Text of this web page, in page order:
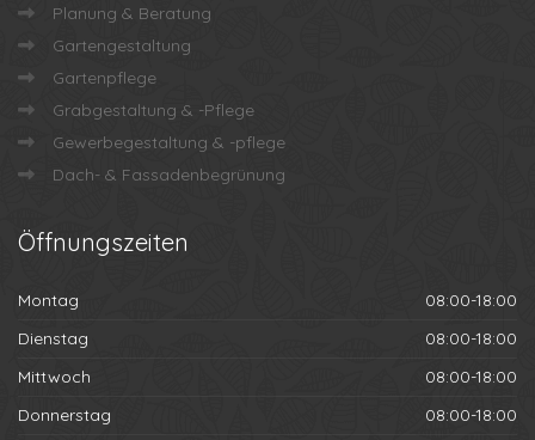
Planung & Beratung
Gartengestaltung
Gartenpflege
Grabgestaltung & -Pflege
Gewerbegestaltung & -pflege
Dach- & Fassadenbegrünung
Öffnungszeiten
Montag
08:00-18:00
Dienstag
08:00-18:00
Mittwoch
08:00-18:00
Donnerstag
08:00-18:00